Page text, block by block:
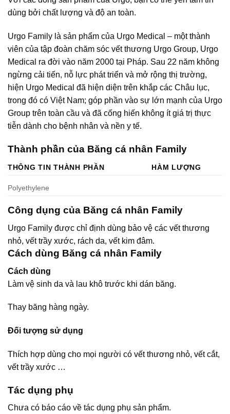
dùng bởi chất lượng và độ an toàn.
Urgo Family là sản phẩm của Urgo Medical – một thành
viên của tập đoàn chăm sóc vết thương Urgo Group, Urgo
Medical ra đời vào năm 2000 tại Pháp. Sau 22 năm không
ngừng cải tiến, nỗ lực phát triển và mở rộng thị trường,
hiện Urgo Medical đã hiện diện trên khắp các Châu lục,
trong đó có Việt Nam; góp phần vào sự lớn mạnh của Urgo
Group trên toàn cầu và đã cống hiến không ít giá trị thực
tiễn dành cho bệnh nhân và nền y tế.
Thành phần của Băng cá nhân Family
THÔNG TIN THÀNH PHẦN HÀM LƯỢNG
Polyethylene
Công dụng của Băng cá nhân Family
Urgo Family được chỉ định dùng bảo vệ các vết thương
nhỏ, vết trầy xước, rách da, vết kim đâm.
Cách dùng Băng cá nhân Family
Cách dùng
Làm vệ sinh da và lau khô trước khi dán băng.
Thay băng hàng ngày.
Đối tượng sử dụng
Thích hợp dùng cho mọi người có vết thương nhỏ, vết cắt,
vết trầy xước …
Tác dụng phụ
Chưa có báo cáo về tác dụng phụ sản phẩm.